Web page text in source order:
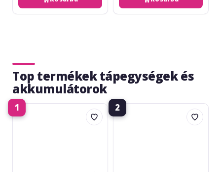
Top termékek tápegységek és
akkumulátorok
1
Shure
PS43E
2
Shure
PS24E